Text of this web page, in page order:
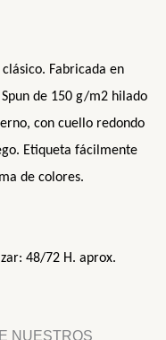
Fabricada en
de 150 g/m2 hilado
con cuello redondo
Etiqueta fácilmente
de colores.
: 48/72 H. aprox.
NUESTROS